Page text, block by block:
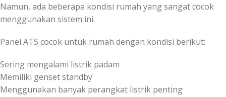
Namun, ada beberapa kondisi rumah yang sangat cocok
menggunakan sistem ini.
Panel ATS cocok untuk rumah dengan kondisi berikut:
Sering mengalami listrik padam
Memiliki genset standby
Menggunakan banyak perangkat listrik penting